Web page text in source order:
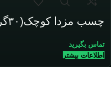
چسب مزدا کوچک(۳۰گرمی) غفاری
تماس بگیرید
اطلاعات بیشتر